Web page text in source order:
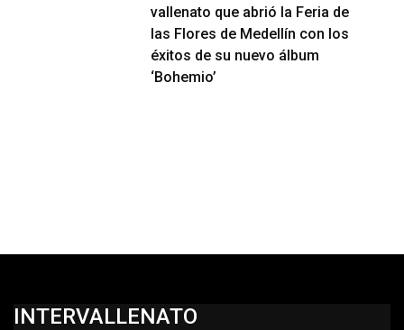
vallenato que abrió la Feria de
las Flores de Medellín con los
éxitos de su nuevo álbum
‘Bohemio’
INTERVALLENATO